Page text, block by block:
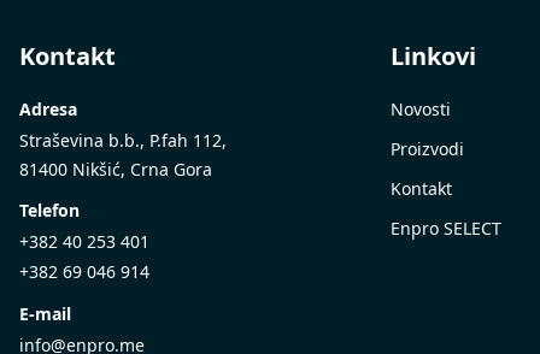
Kontakt
Adresa
Straševina b.b., P.fah 112,
81400 Nikšić, Crna Gora
Telefon
+382 40 253 401
+382 69 046 914
E-mail
info@enpro.me
Linkovi
Novosti
Proizvodi
Kontakt
Enpro SELECT